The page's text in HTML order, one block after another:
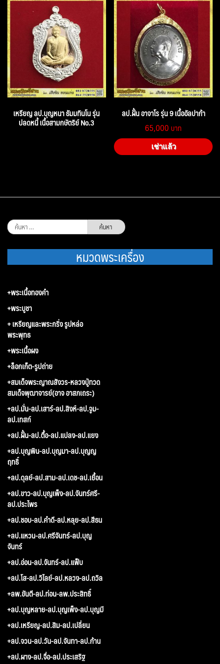
เหรียญ ลป.บุญหนา ธัมมทินโน รุ่น
ปลดหนี้ เนื้อสามกษัตริย์ No.3
ลป.ฝั้น อาจาโร รุ่น 9 เนื้ออัลปาก้า
65,000
เช่าแล้ว
ค้นหา
สำหรับ:
หมวดพระเครื่อง
+พระเนื้อทองคำ
+พระบูชา
+ เหรียญและพระกริ่ง รูปหล่อ
พระพุทธ
+พระเนื้อผง
+ล็อกเก็ต-รูปถ่าย
+สมเด็จพระญาณสังวร-หลวงปู่ทวด
สมเด็จพุฒาจารย์(อาจ อาสภเถระ)
+ลป.มั่น-ลป.เสาร์-ลป.สิงห์-ลป.จูม-
ลป.เทสก์
+ลป.ฝั้น-ลป.ตื้อ-ลป.แปลง-ลป.แยง
+ลป.บุญพิน-ลป.บุญมา-ลป.บุญญ
ฤทธิ์
+ลป.ดุลย์-ลป.สาม-ลป.เดช-ลป.เยื้อน
+ลป.ขาว-ลป.บุญเพ็ง-ลป.จันทร์ศรี-
ลป.ประไพร
+ลป.ชอบ-ลป.คำดี-ลป.หลุย-ลป.สีธน
+ลป.แหวน-ลป.ศรีจันทร์-ลป.บุญ
จันทร์
+ลป.อ่อน-ลป.จันทร์-ลป.แฟ็บ
+ลป.โส-ลป.วิไลย์-ลป.หลวง-ลป.ถวิล
+ลพ.ขันตี-ลป.ท่อน-ลพ.ประสิทธิ์
+ลป.บุญหลาย-ลป.บุญเพ็ง-ลป.บุญมี
+ลป.เหรียญ-ลป.สิม-ลป.เปลี่ยน
+ลป.จวน-ลป.วัน-ลป.จันทา-ลป.ก้าน
+ลป.ผาง-ลป.จื่อ-ลป.ประเสริฐ